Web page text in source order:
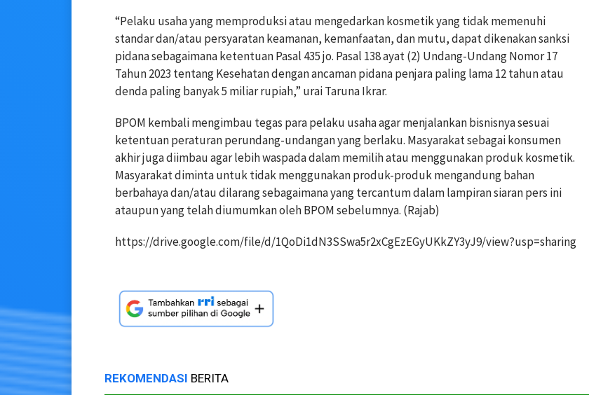
“Pelaku usaha yang memproduksi atau mengedarkan kosmetik yang tidak memenuhi
standar dan/atau persyaratan keamanan, kemanfaatan, dan mutu, dapat dikenakan sanksi
pidana sebagaimana ketentuan Pasal 435 jo. Pasal 138 ayat (2) Undang-Undang Nomor 17
Tahun 2023 tentang Kesehatan dengan ancaman pidana penjara paling lama 12 tahun atau
denda paling banyak 5 miliar rupiah,” urai Taruna Ikrar.
BPOM kembali mengimbau tegas para pelaku usaha agar menjalankan bisnisnya sesuai
ketentuan peraturan perundang-undangan yang berlaku. Masyarakat sebagai konsumen
akhir juga diimbau agar lebih waspada dalam memilih atau menggunakan produk kosmetik.
Masyarakat diminta untuk tidak menggunakan produk-produk mengandung bahan
berbahaya dan/atau dilarang sebagaimana yang tercantum dalam lampiran siaran pers ini
ataupun yang telah diumumkan oleh BPOM sebelumnya. (Rajab)
https://drive.google.com/file/d/1QoDi1dN3SSwa5r2xCgEzEGyUKkZY3yJ9/view?usp=sharing
REKOMENDASI BERITA